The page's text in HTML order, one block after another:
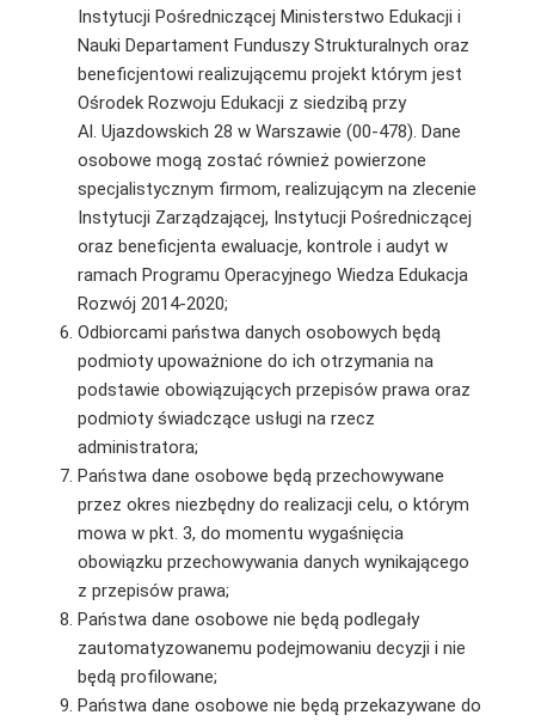
Instytucji Pośredniczącej Ministerstwo Edukacji i
Nauki Departament Funduszy Strukturalnych oraz
beneficjentowi realizującemu projekt którym jest
Ośrodek Rozwoju Edukacji z siedzibą przy
Al. Ujazdowskich 28 w Warszawie (00-478). Dane
osobowe mogą zostać również powierzone
specjalistycznym firmom, realizującym na zlecenie
Instytucji Zarządzającej, Instytucji Pośredniczącej
oraz beneficjenta ewaluacje, kontrole i audyt w
ramach Programu Operacyjnego Wiedza Edukacja
Rozwój 2014-2020;
Odbiorcami państwa danych osobowych będą
podmioty upoważnione do ich otrzymania na
podstawie obowiązujących przepisów prawa oraz
podmioty świadczące usługi na rzecz
administratora;
Państwa dane osobowe będą przechowywane
przez okres niezbędny do realizacji celu, o którym
mowa w pkt. 3, do momentu wygaśnięcia
obowiązku przechowywania danych wynikającego
z przepisów prawa;
Państwa dane osobowe nie będą podlegały
zautomatyzowanemu podejmowaniu decyzji i nie
będą profilowane;
Państwa dane osobowe nie będą przekazywane do